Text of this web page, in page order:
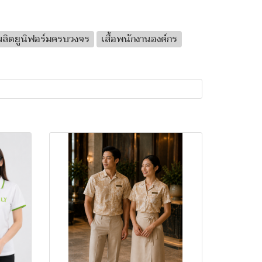
ตยูนิฟอร์มครบวงจร เสื้อพนักงานองค์กร